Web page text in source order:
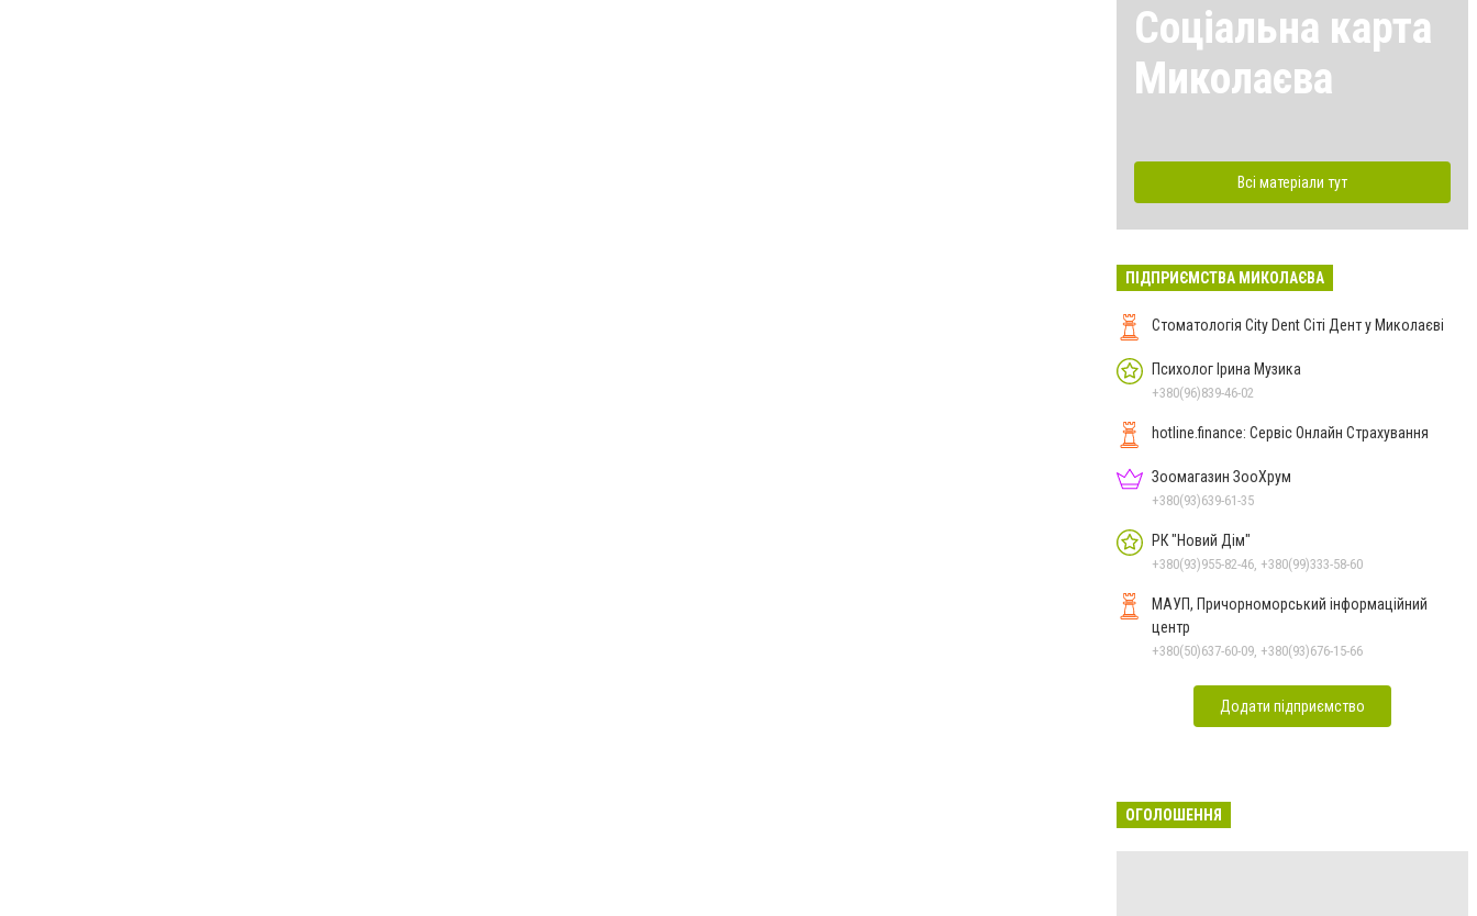
Соціальна карта
Миколаєва
Всі матеріали тут
ПІДПРИЄМСТВА МИКОЛАЄВА
Стоматологія City Dent Сіті Дент у Миколаєві
Психолог Ірина Музика
+380(96)839-46-02
hotline.finance: Сервіс Онлайн Страхування
Зоомагазин ЗооХрум
+380(93)639-61-35
РК "Новий Дім"
+380(93)955-82-46, +380(99)333-58-60
МАУП, Причорноморський інформаційний
центр
+380(50)637-60-09, +380(93)676-15-66
Додати підприємство
ОГОЛОШЕННЯ